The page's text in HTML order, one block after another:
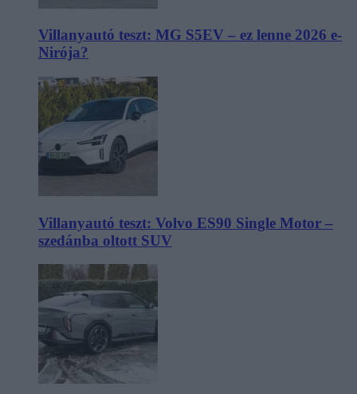
Villanyautó teszt: MG S5EV – ez lenne 2026 e-
Nirója?
Villanyautó teszt: Volvo ES90 Single Motor –
szedánba oltott SUV